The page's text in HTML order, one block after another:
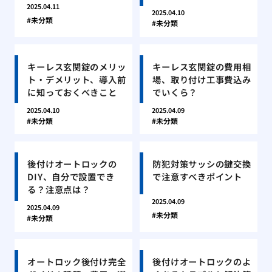
2025.04.11
未分類
2025.04.10
未分類
キーレス玄関錠のメリッ
ト・デメリット、導入前
に知っておくべきこと
2025.04.10
未分類
キーレス玄関錠の費用相
場、取り付け工事費込み
でいくら？
2025.04.09
未分類
後付けオートロックの
DIY、自分で設置でき
る？注意点は？
2025.04.09
未分類
防犯対策サッシの鍵交換
で注意すべきポイント
2025.04.09
未分類
オートロック後付け完全
後付けオートロックのよ